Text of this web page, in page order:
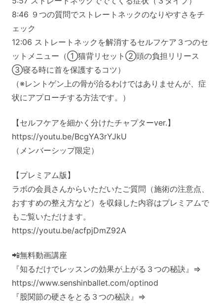
8:46 ９つの質問でストレートネックのなりやすさをチ
ェック
12:06 ストレートネックを解消するセルフケア３つのセ
ットメニュー（①猫背リセット②頭の負担リリース
③寝る時に首を保護するコツ）
（※レントゲン上の骨が治るわけではありませんが、症
状にアプローチする方法です。）
【セルフケアを細かく分けたチャプターver.】
https://youtu.be/BcgYA3rYJkU
（メンバーシップ限定）
【プレミアム版】
ラボの会員さんからいただいたご質問（施術の注意点、
おすすめの整え方など）を収録した内容はプレミアムで
もご覧いただけます。
https://youtu.be/acfpjDmZ92A
📲無料動画講座
『知るだけでレッスンの効果が上がる３つの秘訣』⇒
https://www.senshinballet.com/optinod
『股関節の硬さをとる３つの秘訣』⇒